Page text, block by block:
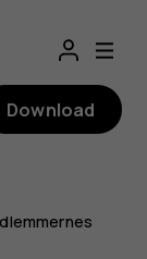
Download